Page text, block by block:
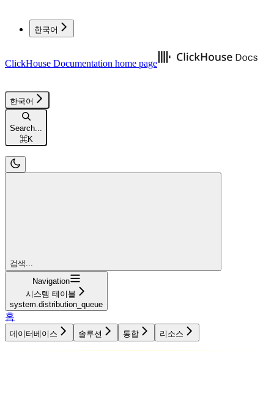
한국어
ClickHouse Documentation home page
한국어
Search...
⌘K
검색...
Navigation
시스템 테이블
system.distribution_queue
홈
데이터베이스 솔루션 통합 리소스